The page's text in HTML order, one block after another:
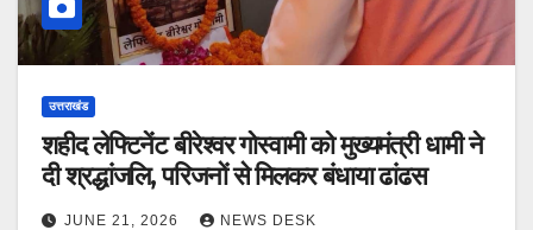
उत्तराखंड
शहीद लेफ्टिनेंट बीरेश्वर गोस्वामी को मुख्यमंत्री धामी ने
दी श्रद्धांजलि, परिजनों से मिलकर बंधाया ढांढस
JUNE 21, 2026 NEWS DESK